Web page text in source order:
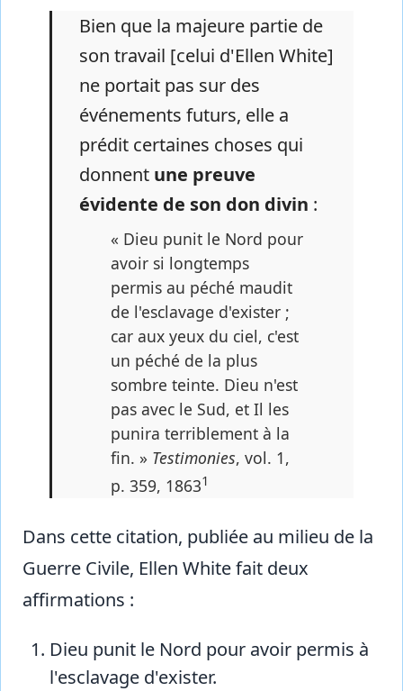
Bien que la majeure partie de
son travail [celui d'Ellen White]
ne portait pas sur des
événements futurs, elle a
prédit certaines choses qui
donnent une preuve
évidente de son don divin :
« Dieu punit le Nord pour
avoir si longtemps
permis au péché maudit
de l'esclavage d'exister ;
car aux yeux du ciel, c'est
un péché de la plus
sombre teinte. Dieu n'est
pas avec le Sud, et Il les
punira terriblement à la
fin. » Testimonies, vol. 1,
p. 359, 18631
Dans cette citation, publiée au milieu de la
Guerre Civile, Ellen White fait deux
affirmations :
Dieu punit le Nord pour avoir permis à
l'esclavage d'exister.